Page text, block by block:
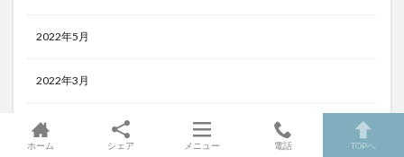
2022年5月
2022年3月
2021年8月
ホーム シェア メニュー 電話 TOPへ